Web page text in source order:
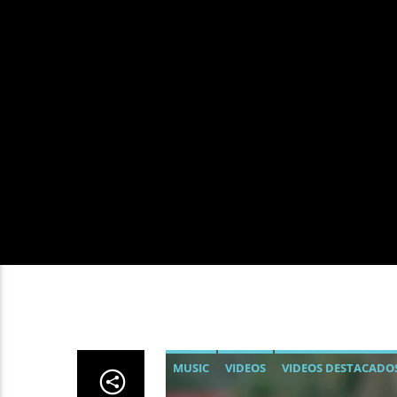
MUSIC VIDEOS VIDEOS